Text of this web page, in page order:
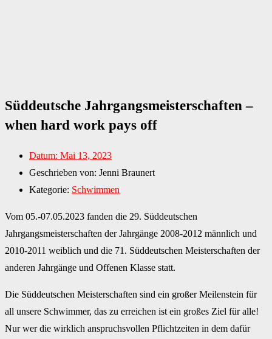
Süddeutsche Jahrgangsmeisterschaften –
when hard work pays off
Datum: Mai 13, 2023
Geschrieben von: Jenni Braunert
Kategorie: Schwimmen
Vom 05.-07.05.2023 fanden die 29. Süddeutschen
Jahrgangsmeisterschaften der Jahrgänge 2008-2012 männlich und
2010-2011 weiblich und die 71. Süddeutschen Meisterschaften der
anderen Jahrgänge und Offenen Klasse statt.
Die Süddeutschen Meisterschaften sind ein großer Meilenstein für
all unsere Schwimmer, das zu erreichen ist ein großes Ziel für alle!
Nur wer die wirklich anspruchsvollen Pflichtzeiten in dem dafür